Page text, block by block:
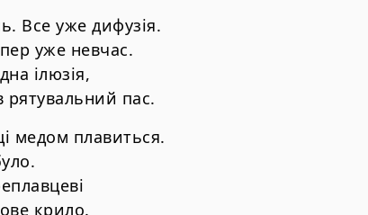
уже дифузія.
уже невчас.
ілюзія,
пас.
медом плавиться.
крило.